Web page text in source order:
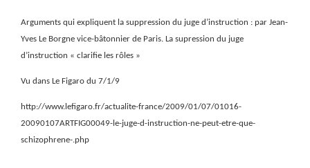
Arguments qui expliquent la suppression du juge d’instruction : par Jean-
Yves Le Borgne vice-bâtonnier de Paris. La supression du juge
d’instruction « clarifie les rôles »
Vu dans Le Figaro du 7/1/9
http://www.lefigaro.fr/actualite-france/2009/01/07/01016-
20090107ARTFIG00049-le-juge-d-instruction-ne-peut-etre-que-
schizophrene-.php